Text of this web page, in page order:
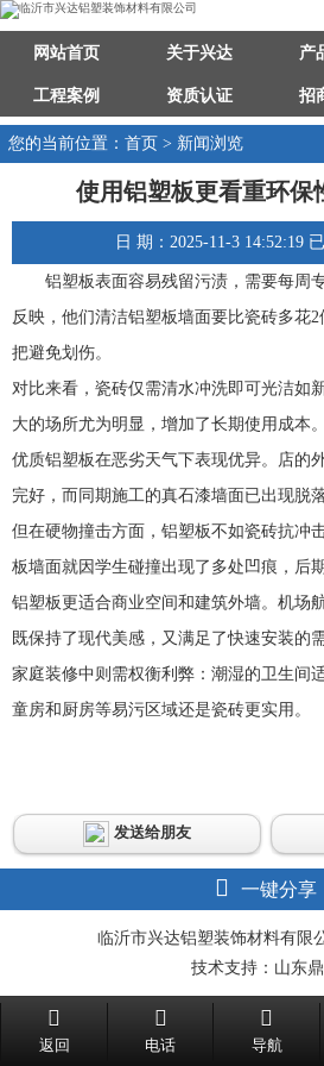
网站首页 关于兴达 产
工程案例 资质认证 招
您的当前位置：首页 > 新闻浏览
使用铝塑板更看重环保
日 期：2025-11-3 14:52:19
铝塑板表面容易残留污渍，需要每周
反映，他们清洁铝塑板墙面要比瓷砖多花
把避免划伤。
对比来看，瓷砖仅需清水冲洗即可光洁如
大的场所尤为明显，增加了长期使用成本。
优质铝塑板在恶劣天气下表现优异。店的
完好，而同期施工的真石漆墙面已出现脱落
但在硬物撞击方面，铝塑板不如瓷砖抗冲
板墙面就因学生碰撞出现了多处凹痕，后
铝塑板更适合商业空间和建筑外墙。机场
既保持了现代美感，又满足了快速安装的需
家庭装修中则需权衡利弊：潮湿的卫生间
童房和厨房等易污区域还是瓷砖更实用。
发送给朋友
一键分享
临沂市兴达铝塑装饰材料有限
技术支持：山东
返回 电话 导航